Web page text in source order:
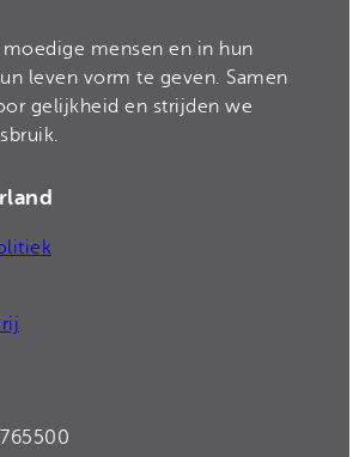
mensen en in hun
leven vorm te geven. Samen
gelijkheid en strijden we